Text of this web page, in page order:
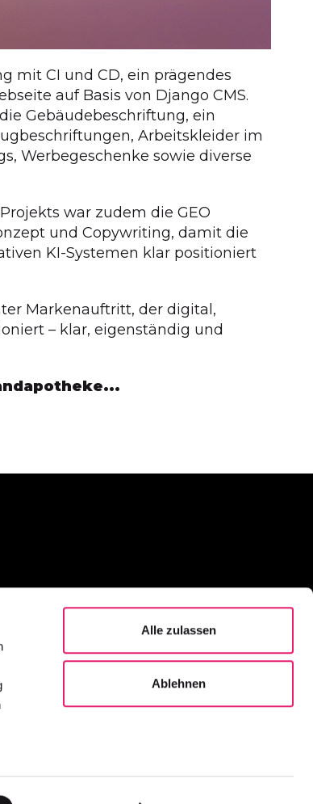
Alle zulassen
Ablehnen
mit CI und CD, ein prägendes
auf Basis von Django CMS.
Gebäudebeschriftung, ein
Arbeitskleider im
Werbegeschenke sowie diverse
war zudem die GEO
und Copywriting, damit die
KI-Systemen klar positioniert
Markenauftritt, der digital,
– klar, eigenständig und